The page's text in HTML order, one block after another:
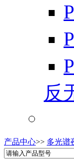
反
产品中心>> 多光谱